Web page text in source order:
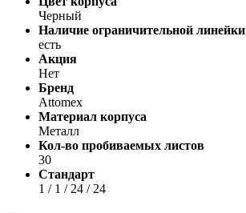
Шредеры
Черный
Наличие ограничительной линейки
есть
Акция
Нет
Бренд
Attomex
Материал корпуса
Металл
Кол-во пробиваемых листов
30
Стандарт
1 / 1 / 24 / 24